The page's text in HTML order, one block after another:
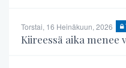
Torstai, 16 Heinäkuun, 2026
Kiireessä aika menee